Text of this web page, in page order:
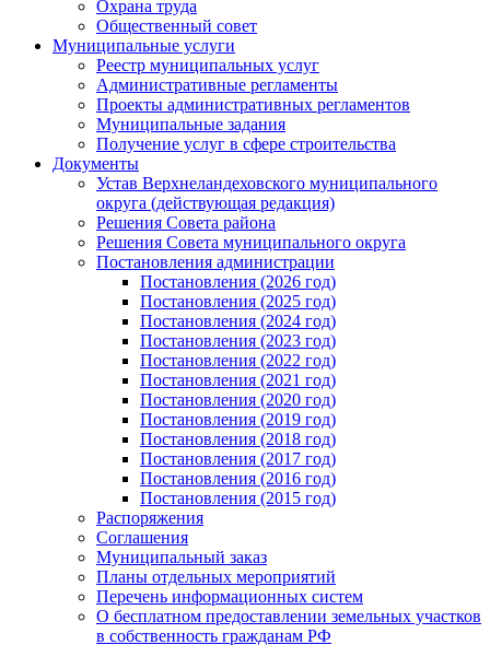
Охрана труда
Общественный совет
Муниципальные услуги
Реестр муниципальных услуг
Административные регламенты
Проекты административных регламентов
Муниципальные задания
Получение услуг в сфере строительства
Документы
Устав Верхнеландеховского муниципального
округа (действующая редакция)
Решения Совета района
Решения Совета муниципального округа
Постановления администрации
Постановления (2026 год)
Постановления (2025 год)
Постановления (2024 год)
Постановления (2023 год)
Постановления (2022 год)
Постановления (2021 год)
Постановления (2020 год)
Постановления (2019 год)
Постановления (2018 год)
Постановления (2017 год)
Постановления (2016 год)
Постановления (2015 год)
Распоряжения
Соглашения
Муниципальный заказ
Планы отдельных мероприятий
Перечень информационных систем
О бесплатном предоставлении земельных участков
в собственность гражданам РФ